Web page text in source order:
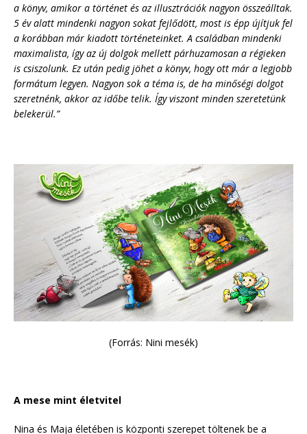
a könyv, amikor a történet és az illusztrációk nagyon összeálltak.
5 év alatt mindenki nagyon sokat fejlődött, most is épp újítjuk fel
a korábban már kiadott történeteinket. A családban mindenki
maximalista, így az új dolgok mellett párhuzamosan a régieken
is csiszolunk. Ez után pedig jöhet a könyv, hogy ott már a legjobb
formátum legyen. Nagyon sok a téma is, de ha minőségi dolgot
szeretnénk, akkor az időbe telik. Így viszont minden szeretetünk
belekerül.”
(Forrás: Nini mesék)
A mese mint életvitel
Nina és Maja életében is központi szerepet töltenek be a